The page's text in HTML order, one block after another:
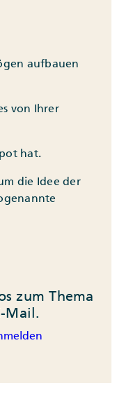
aufbauen
von Ihrer
hat.
die Idee der
zum Thema
Mail.